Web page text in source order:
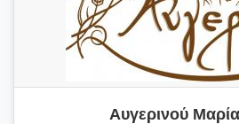
Αυγερινού